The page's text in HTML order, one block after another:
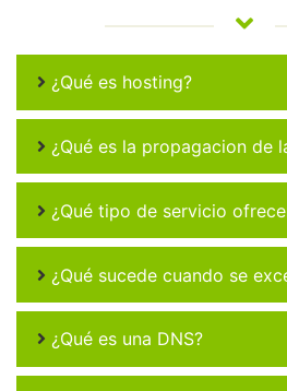
¿Qué es hosting?
¿Qué es la propagacion de
¿Qué tipo de servicio
¿Qué sucede cuando se
¿Qué es una DNS?